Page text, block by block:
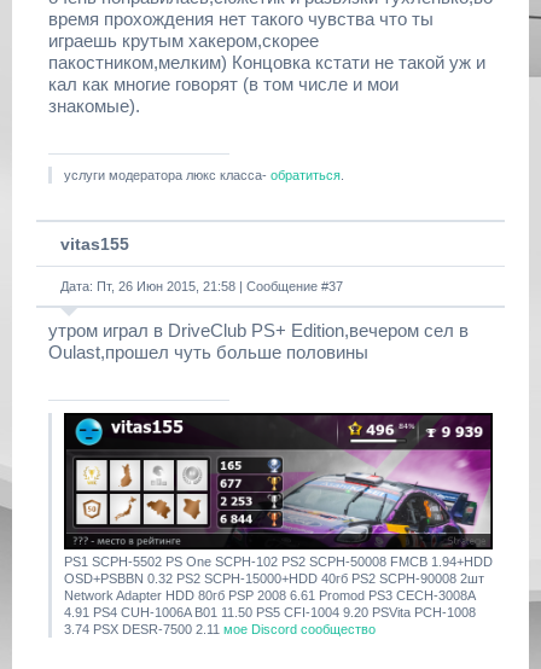
время прохождения нет такого чувства что ты
играешь крутым хакером,скорее
пакостником,мелким) Концовка кстати не такой уж и
кал как многие говорят (в том числе и мои
знакомые).
услуги модератора люкс класса- обратиться
vitas155
Дата: Пт, 26 Июн 2015, 21:58 | Сообщение #37
утром играл в DriveClub PS+ Edition,вечером сел в
Oulast,прошел чуть больше половины
PS1 SCPH-5502 PS One SCPH-102 PS2 SCPH-50008 FMCB 1.94+HDD
OSD+PSBBN 0.32 PS2 SCPH-15000+HDD 40гб PS2 SCPH-90008 2шт
Network Adapter HDD 80гб PSP 2008 6.61 Promod PS3 CECH-3008A
4.91 PS4 CUH-1006A B01 11.50 PS5 CFI-1004 9.20 PSVita PCH-1008
3.74 PSX DESR-7500 2.11 мое Discord сообщество